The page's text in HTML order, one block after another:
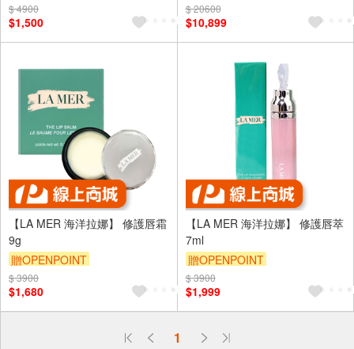
$ 4900
$1,500
$ 20600
$10,899
【LA MER 海洋拉娜】 修護唇霜
9g
贈OPENPOINT
$ 3900
$1,680
【LA MER 海洋拉娜】 修護唇萃
7ml
贈OPENPOINT
$ 3900
$1,999
1
偏遠地區配送